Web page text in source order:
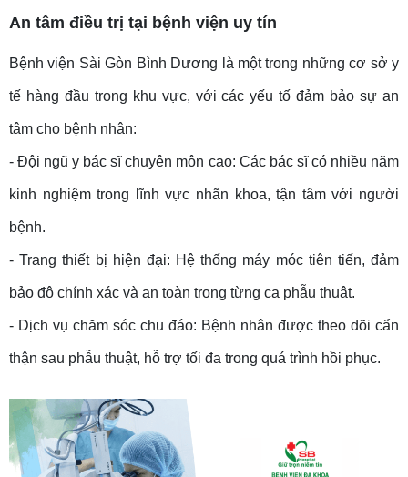
An tâm điều trị tại bệnh viện uy tín
Bệnh viện Sài Gòn Bình Dương là một trong những cơ sở y
tế hàng đầu trong khu vực, với các yếu tố đảm bảo sự an
tâm cho bệnh nhân:
- Đội ngũ y bác sĩ chuyên môn cao: Các bác sĩ có nhiều năm
kinh nghiệm trong lĩnh vực nhãn khoa, tận tâm với người
bệnh.
- Trang thiết bị hiện đại: Hệ thống máy móc tiên tiến, đảm
bảo độ chính xác và an toàn trong từng ca phẫu thuật.
- Dịch vụ chăm sóc chu đáo: Bệnh nhân được theo dõi cẩn
thận sau phẫu thuật, hỗ trợ tối đa trong quá trình hồi phục.